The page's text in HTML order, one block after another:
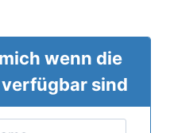
wenn die
sind